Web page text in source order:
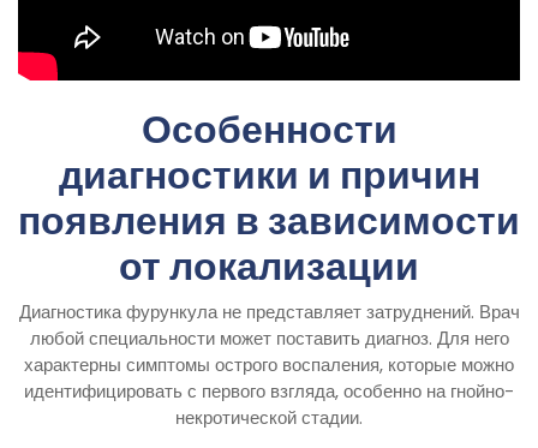
Особенности
диагностики и причин
появления в зависимости
от локализации
Диагностика фурункула не представляет затруднений. Врач
любой специальности может поставить диагноз. Для него
характерны симптомы острого воспаления, которые можно
идентифицировать с первого взгляда, особенно на гнойно-
некротической стадии.